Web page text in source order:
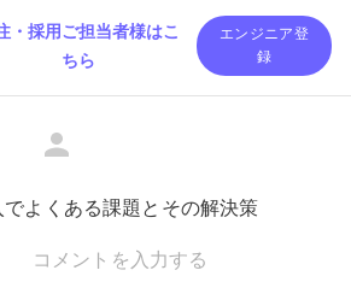
・採用ご担当者様はこ
ちら
エンジニア登
録
よくある課題とその解決策